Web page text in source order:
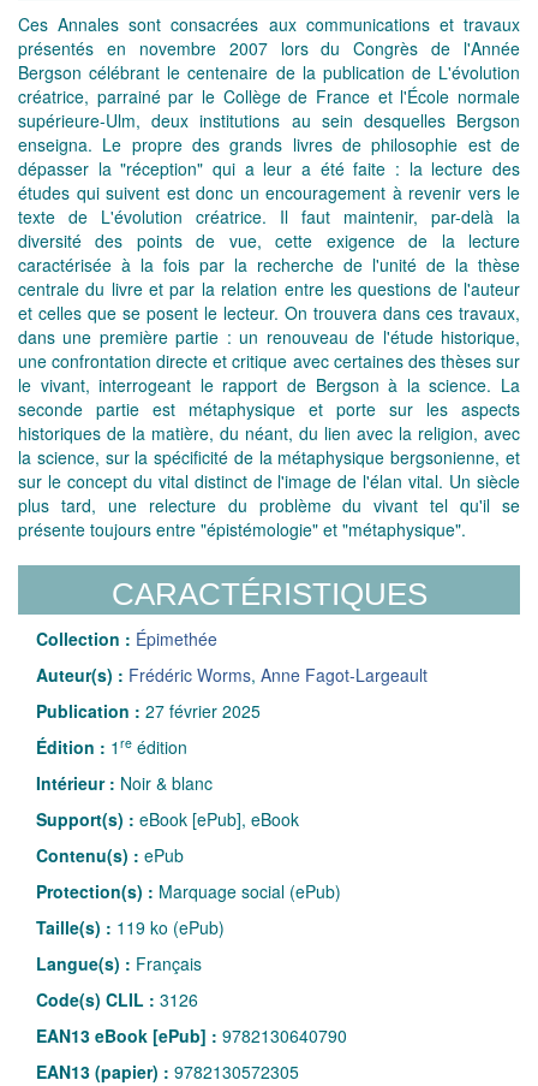
Ces Annales sont consacrées aux communications et travaux
présentés en novembre 2007 lors du Congrès de l'Année
Bergson célébrant le centenaire de la publication de L'évolution
créatrice, parrainé par le Collège de France et l'École normale
supérieure-Ulm, deux institutions au sein desquelles Bergson
enseigna. Le propre des grands livres de philosophie est de
dépasser la "réception" qui a leur a été faite : la lecture des
études qui suivent est donc un encouragement à revenir vers le
texte de L'évolution créatrice. Il faut maintenir, par-delà la
diversité des points de vue, cette exigence de la lecture
caractérisée à la fois par la recherche de l'unité de la thèse
centrale du livre et par la relation entre les questions de l'auteur
et celles que se posent le lecteur. On trouvera dans ces travaux,
dans une première partie : un renouveau de l'étude historique,
une confrontation directe et critique avec certaines des thèses sur
le vivant, interrogeant le rapport de Bergson à la science. La
seconde partie est métaphysique et porte sur les aspects
historiques de la matière, du néant, du lien avec la religion, avec
la science, sur la spécificité de la métaphysique bergsonienne, et
sur le concept du vital distinct de l'image de l'élan vital. Un siècle
plus tard, une relecture du problème du vivant tel qu'il se
présente toujours entre "épistémologie" et "métaphysique".
CARACTÉRISTIQUES
Collection : Épimethée
Auteur(s) : Frédéric Worms, Anne Fagot-Largeault
Publication : 27 février 2025
Édition : 1 re édition
Intérieur : Noir & blanc
Support(s) : eBook [ePub], eBook
Contenu(s) : ePub
Protection(s) : Marquage social (ePub)
Taille(s) : 119 ko (ePub)
Langue(s) : Français
Code(s) CLIL : 3126
EAN13 eBook [ePub] : 9782130640790
EAN13 (papier) : 9782130572305